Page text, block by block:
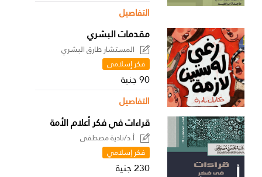
التفاصيل
مقدمات البشري
المستشار طارق البشري
فكر إسلامي
90 جنية
التفاصيل
قراءات في فكر أعلام الأمة
أ.د/نادية مصطفى
فكر إسلامي
230 جنية